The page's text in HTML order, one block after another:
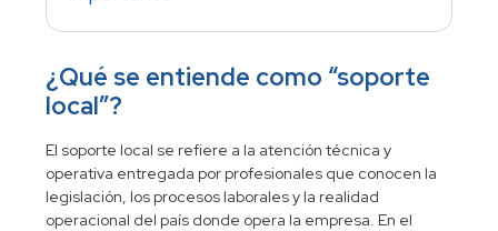
¿Qué se entiende como “soporte
local”?
El soporte local se refiere a la atención técnica y
operativa entregada por profesionales que conocen la
legislación, los procesos laborales y la realidad
operacional del país donde opera la empresa. En el